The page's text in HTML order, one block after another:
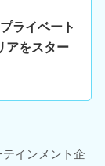
ライベート
アをスター
テインメント企